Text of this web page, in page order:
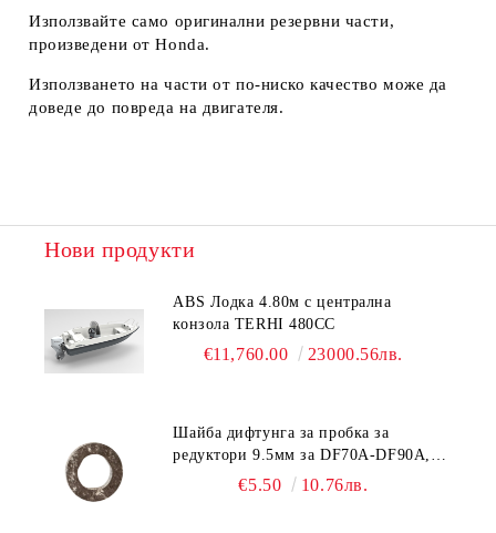
Използвайте само оригинални резервни части,
произведени от Honda.
Използването на части от по-ниско качество може да
доведе до повреда на двигателя.
Нови продукти
ABS Лодка 4.80м с централна
конзола TERHI 480CC
€11,760.00 23000.56лв.
Шайба дифтунга за пробка за
редуктори 9.5мм за DF70A-DF90A,
DF150-DF350 Suzuki 09168-10038
€5.50 10.76лв.